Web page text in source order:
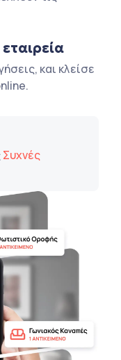
και κλείσε
Συχνές